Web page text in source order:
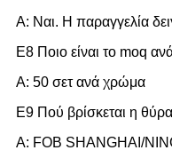
Α: Ναι. Η παραγγελία
Ε8 Ποιο είναι το moq
Α: 50 σετ ανά χρώμα
Ε9 Πού βρίσκεται η
Α: FOB SHANGHAI/